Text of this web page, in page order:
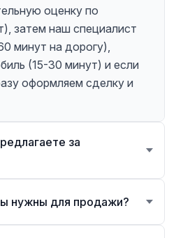
оценку по
затем наш специалист
минут на дорогу),
(15-30 минут) и если
оформляем сделку и
за
нужны для продажи?